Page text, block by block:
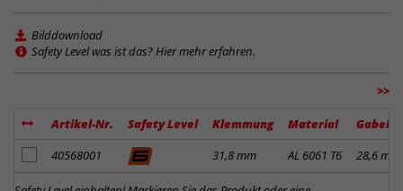
Bilddownload
Safety Level was ist das? Hier mehr erfahren.
>>
Artikel-Nr. Safety Level Klemmung Material
Artikel zum Merkzettel hinzufügen
40568001 31,8 mm AL 6061 T6 28,6 mm